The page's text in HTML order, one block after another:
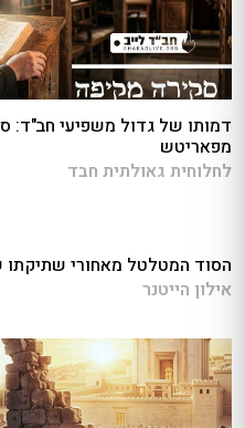
דמותו של גדול משפיעי חב"ד:
מפאריטש
לחלוחית גאולתית חבד
הסוד המטלטל מאחורי שתיקתו
אילון הייטנר